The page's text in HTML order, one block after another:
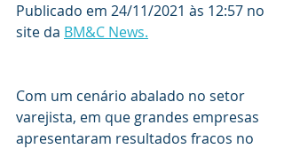
Publicado em 24/11/2021 às 12:57 no
site da BM&C News.
Com um cenário abalado no setor
varejista, em que grandes empresas
apresentaram resultados fracos no